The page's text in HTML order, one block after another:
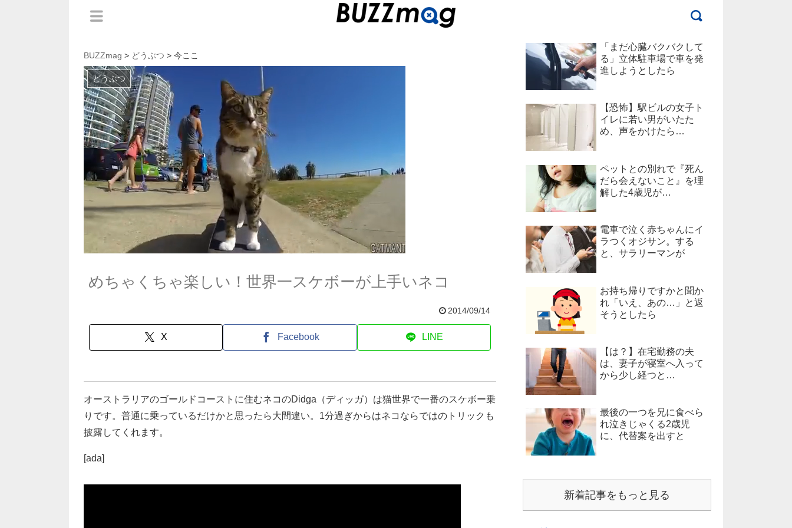
BUZZmag > どうぶつ > 今ここ
どうぶつ
めちゃくちゃ楽しい！世界一スケボーが上手いネコ
2014/09/14
X Facebook LINE
オーストラリアのゴールドコーストに住むネコのDidga（ディッガ）は猫世界で一番のスケボー乗
りです。普通に乗っているだけかと思ったら大間違い。1分過ぎからはネコならではのトリックも
披露してくれます。
[ada]
「まだ心臓バクバクして
る」立体駐車場で車を発
進しようとしたら
【恐怖】駅ビルの女子ト
イレに若い男がいたた
め、声をかけたら…
ペットとの別れで『死ん
だら会えないこと』を理
解した4歳児が…
電車で泣く赤ちゃんにイ
ラつくオジサン。する
と、サラリーマンが
お持ち帰りですかと聞か
れ「いえ、あの…」と返
そうとしたら
【は？】在宅勤務の夫
は、妻子が寝室へ入って
から少し経つと…
最後の一つを兄に食べら
れ泣きじゃくる2歳児
に、代替案を出すと
新着記事をもっと見る